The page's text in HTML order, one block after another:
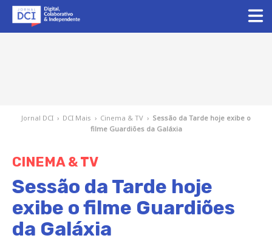
Jornal DCI › DCI Mais › Cinema & TV › Sessão da Tarde hoje exibe o
filme Guardiões da Galáxia
CINEMA & TV
Sessão da Tarde hoje
exibe o filme Guardiões
da Galáxia